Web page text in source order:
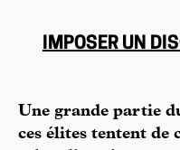
IMPOSER UN
Une grande partie
ces élites tentent